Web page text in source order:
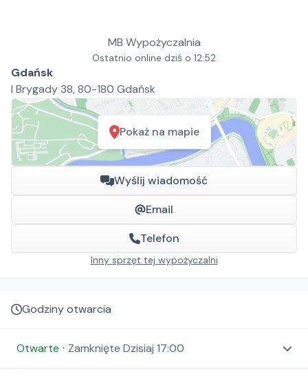
MB Wypożyczalnia
Ostatnio online dziś o 12:52
Gdańsk
I Brygady 38, 80-180 Gdańsk
Pokaż na mapie
Wyślij wiadomość
Email
Telefon
Inny sprzęt tej wypożyczalni
Godziny otwarcia
Otwarte ⋅ Zamknięte Dzisiaj 17:00